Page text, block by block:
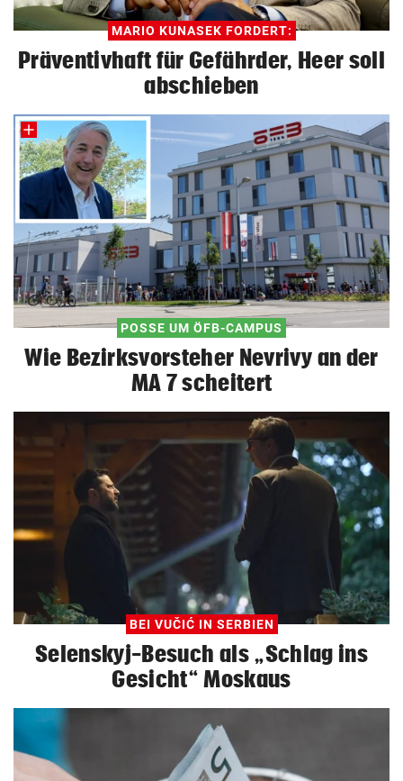
MARIO KUNASEK FORDERT:
Präventivhaft für Gefährder, Heer soll
abschieben
POSSE UM ÖFB-CAMPUS
Wie Bezirksvorsteher Nevrivy an der
MA 7 scheitert
BEI VUČIĆ IN SERBIEN
Selenskyj-Besuch als „Schlag ins
Gesicht“ Moskaus